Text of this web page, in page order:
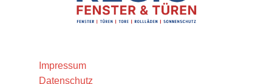
Impressum
Datenschutz